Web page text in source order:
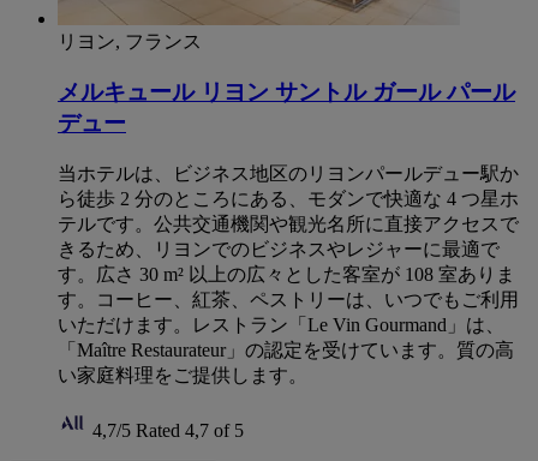
リヨン, フランス
メルキュール リヨン サントル ガール パール
デュー
当ホテルは、ビジネス地区のリヨンパールデュー駅か
ら徒歩 2 分のところにある、モダンで快適な 4 つ星ホ
テルです。公共交通機関や観光名所に直接アクセスで
きるため、リヨンでのビジネスやレジャーに最適で
す。広さ 30 m² 以上の広々とした客室が 108 室ありま
す。コーヒー、紅茶、ペストリーは、いつでもご利用
いただけます。レストラン「Le Vin Gourmand」は、
「Maître Restaurateur」の認定を受けています。質の高
い家庭料理をご提供します。
4,7/5 Rated 4,7 of 5